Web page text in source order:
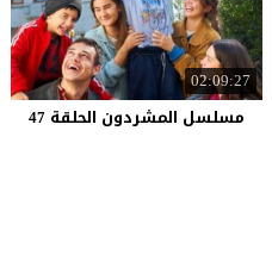
02:09:27
مسلسل المشردون الحلقة 47